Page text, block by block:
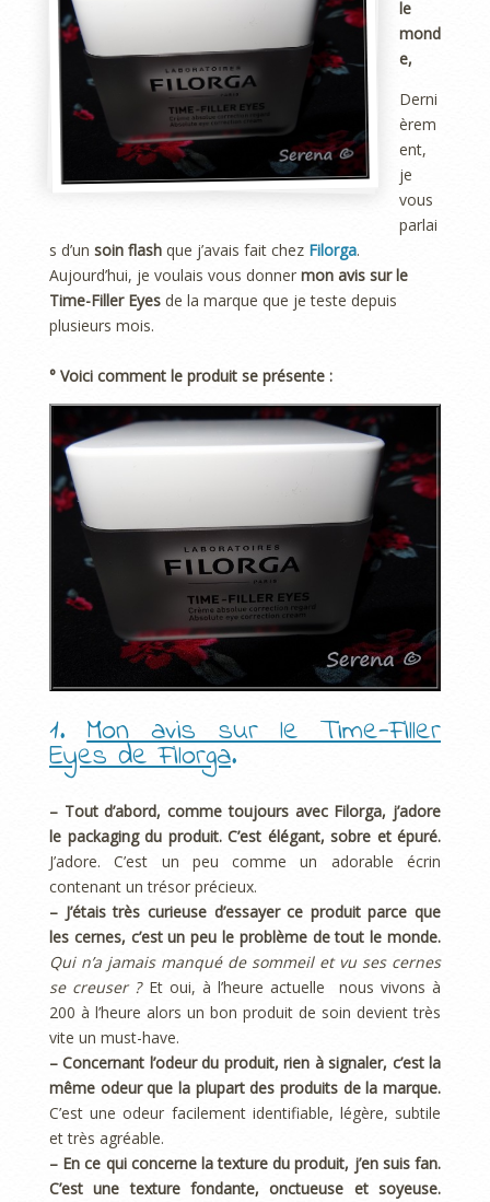
le
mond
e,
Derni
èrem
ent,
je
vous
parlai
s d’un soin flash que j’avais fait chez Filorga.
Aujourd’hui, je voulais vous donner mon avis sur le
Time-Filler Eyes de la marque que je teste depuis
plusieurs mois.
° Voici comment le produit se présente :
1.Mon avis sur le Time-Filler
Eyes de Filorga.
– Tout d’abord, comme toujours avec Filorga, j’adore
le packaging du produit. C’est élégant, sobre et épuré.
J’adore. C’est un peu comme un adorable écrin
contenant un trésor précieux.
– J’étais très curieuse d’essayer ce produit parce que
les cernes, c’est un peu le problème de tout le monde.
Qui n’a jamais manqué de sommeil et vu ses cernes
se creuser ?Et oui, à l’heure actuelle nous vivons à
200 à l’heure alors un bon produit de soin devient très
vite un must-have.
– Concernant l’odeur du produit, rien à signaler, c’est la
même odeur que la plupart des produits de la marque.
C’est une odeur facilement identifiable, légère, subtile
et très agréable.
– En ce qui concerne la texture du produit, j’en suis fan.
C’est une texture fondante, onctueuse et soyeuse.